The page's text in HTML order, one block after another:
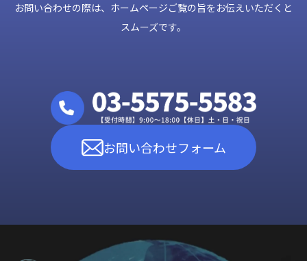
お問い合わせの際は、ホームページご覧の旨をお伝えいただくと
スムーズです。
お問い合わせフォーム